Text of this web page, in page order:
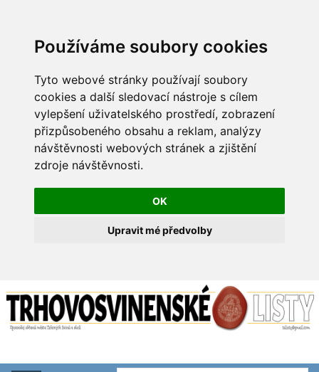
Používáme soubory cookies
Tyto webové stránky používají soubory
cookies a další sledovací nástroje s cílem
vylepšení uživatelského prostředí, zobrazení
přizpůsobeného obsahu a reklam, analýzy
návštěvnosti webových stránek a zjištění
zdroje návštěvnosti.
OK
Upravit mé předvolby